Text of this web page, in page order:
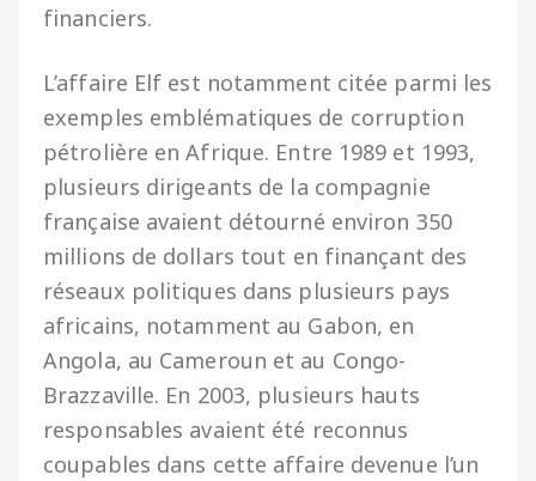
financiers.
L’affaire Elf est notamment citée parmi les
exemples emblématiques de corruption
pétrolière en Afrique. Entre 1989 et 1993,
plusieurs dirigeants de la compagnie
française avaient détourné environ 350
millions de dollars tout en finançant des
réseaux politiques dans plusieurs pays
africains, notamment au Gabon, en
Angola, au Cameroun et au Congo-
Brazzaville. En 2003, plusieurs hauts
responsables avaient été reconnus
coupables dans cette affaire devenue l’un